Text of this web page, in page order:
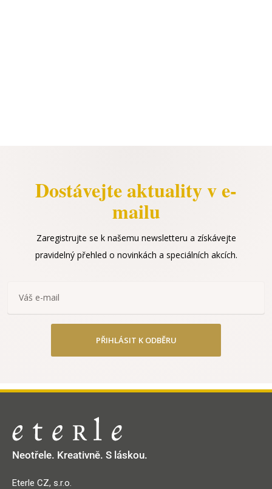
Dostávejte aktuality v e-
mailu
Zaregistrujte se k našemu newsletteru a získávejte
pravidelný přehled o novinkách a speciálních akcích.
PŘIHLÁSIT K ODBĚRU
Neotřele. Kreativně. S láskou.
Eterle CZ, s.r.o.